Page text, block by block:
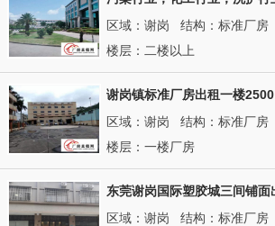
区域：谢岗 结构：标准厂房
楼层：二楼以上
谢岗镇标准厂房出租一楼
区域：谢岗 结构：标准厂房
楼层：一楼厂房
东莞谢岗国际塑胶城三间铺面
区域：谢岗 结构：标准厂房